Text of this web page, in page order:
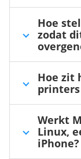
Hoe
zodat
Hoe zit
printers
Werkt
Linux,
iPhone?